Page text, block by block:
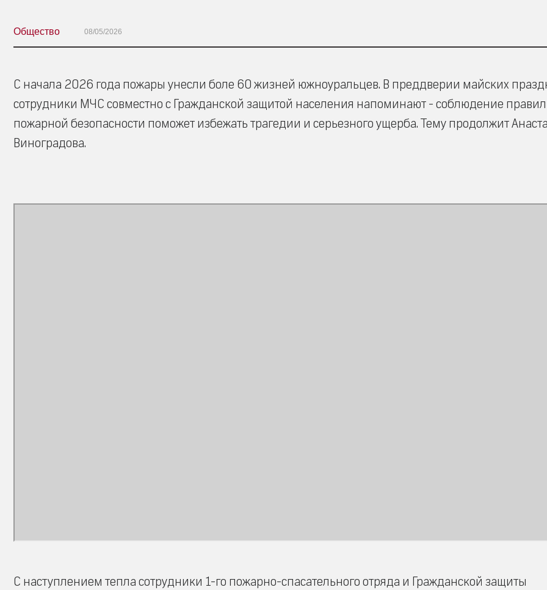
Общество 08/05/2026
С начала 2026 года пожары унесли боле 60 жизней южноуральцев. В преддверии майских
сотрудники МЧС совместно с Гражданской защитой населения напоминают - соблюдение правил
пожарной безопасности поможет избежать трагедии и серьезного ущерба. Тему продолжит
Виноградова.
С наступлением тепла сотрудники 1-го пожарно-спасательного отряда и Гражданской защиты